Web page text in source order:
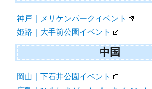
神戸｜メリケンパークイベント
姫路｜大手前公園イベント
中国
岡山｜下石井公園イベント